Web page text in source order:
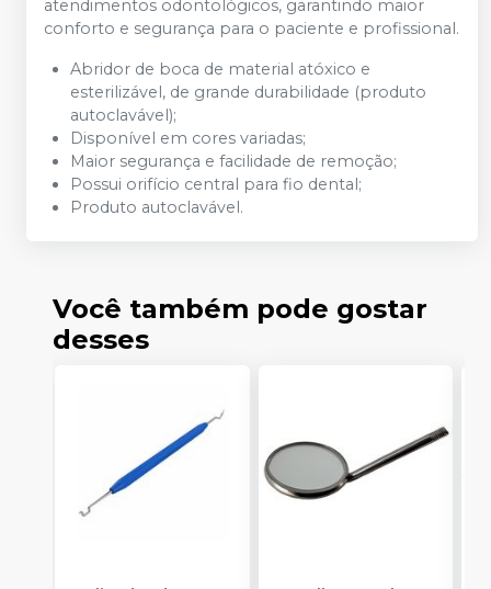
atendimentos odontológicos, garantindo maior
conforto e segurança para o paciente e profissional.
Abridor de boca de material atóxico e
esterilizável, de grande durabilidade (produto
autoclavável);
Disponível em cores variadas;
Maior segurança e facilidade de remoção;
Possui orifício central para fio dental;
Produto autoclavável.
Você também pode gostar
desses